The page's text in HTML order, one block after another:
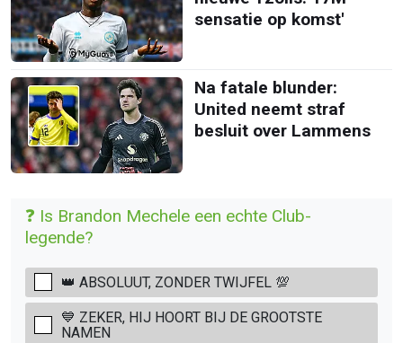
sensatie op komst'
Na fatale blunder:
United neemt straf
besluit over Lammens
❓ Is Brandon Mechele een echte Club-
legende?
👑 ABSOLUUT, ZONDER TWIJFEL 💯
💙 ZEKER, HIJ HOORT BIJ DE GROOTSTE
NAMEN